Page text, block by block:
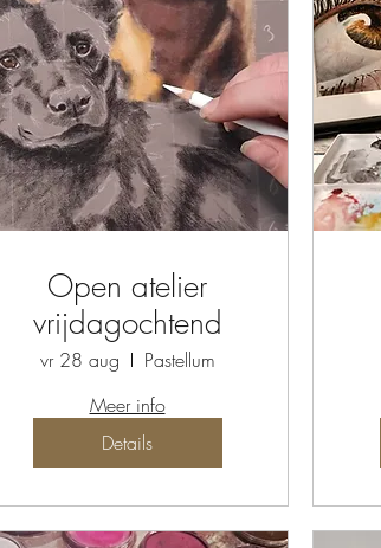
Open atelier
vrijdagochtend
vr 28 aug
Pastellum
Meer info
Details